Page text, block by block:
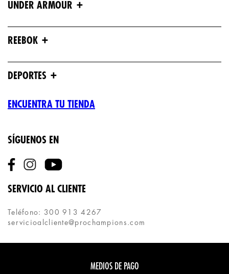
UNDER ARMOUR +
REEBOK +
DEPORTES +
ENCUENTRA TU TIENDA
SÍGUENOS EN
SERVICIO AL CLIENTE
Teléfono: 300 913 4267
servicioalcliente@prochampions.com
MEDIOS DE PAGO